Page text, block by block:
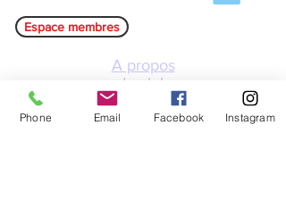
Espace membres
A propos
du club
Les clubs
Phone Email Facebook Instagram